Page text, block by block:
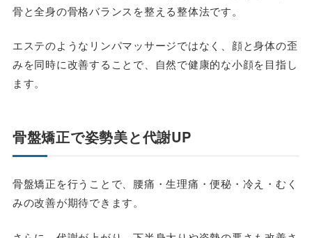
骨と全身の骨格バランスを整える整体法です。
エステのようなリンパマッサージではなく、顔と身体の歪
みを同時に改善することで、自然で健康的な小顔を目指し
ます。
骨盤矯正で姿勢美と代謝UP
骨盤矯正を行うことで、腰痛・生理痛・便秘・冷え・むく
みの改善が期待できます。